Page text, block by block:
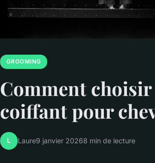
GROOMING
Comment
coiffant pour
L Laure9 janvier 20268 min de lecture